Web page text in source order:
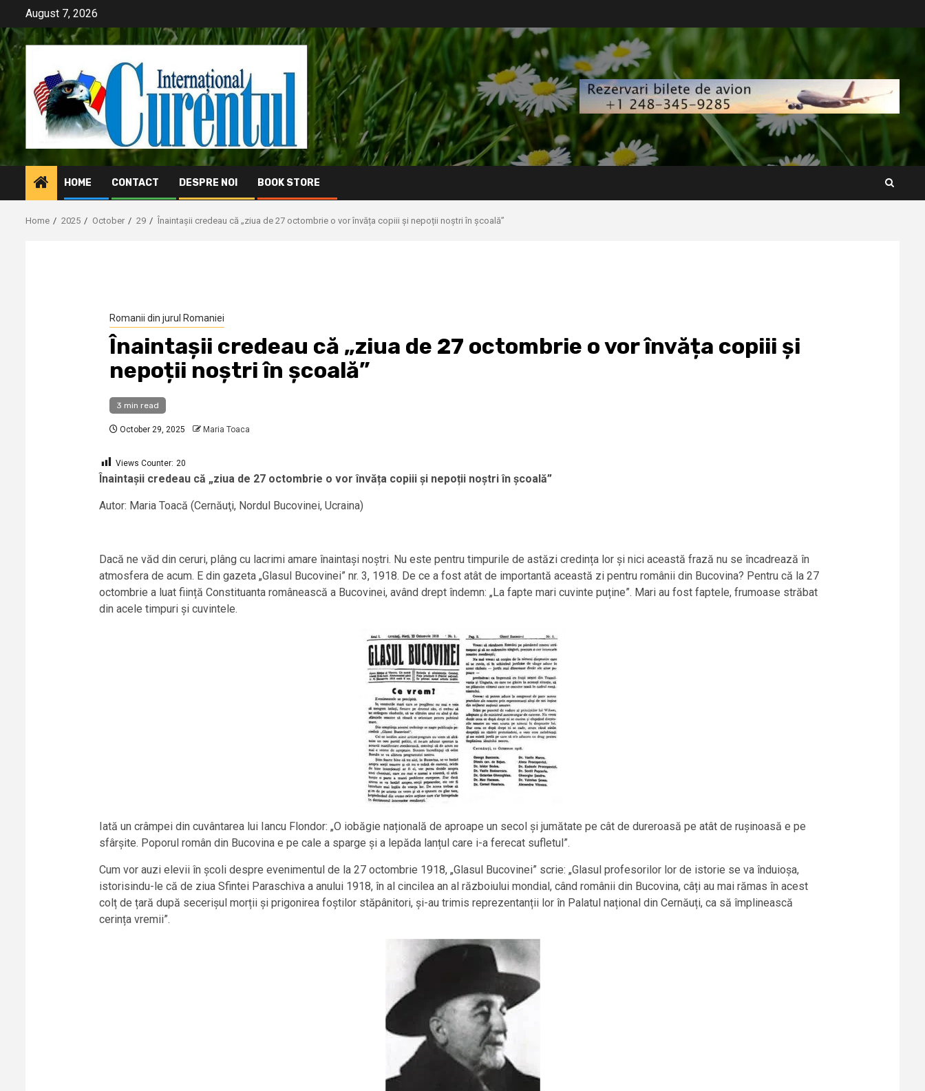
content
August 7, 2026
HOME CONTACT DESPRE NOI BOOK STORE
Home 2025 October 29 Înaintașii credeau că „ziua de 27 octombrie o vor învăța copiii și nepoții noștri în școală”
Romanii din jurul Romaniei
Înaintașii credeau că „ziua de 27 octombrie o vor învăța copiii și
nepoții noștri în școală”
3 min read
October 29, 2025 Maria Toaca
Views Counter: 20
Înaintașii credeau că „ziua de 27 octombrie o vor învăța copiii și nepoții noștri în școală”
Autor: Maria Toacă (Cernăuţi, Nordul Bucovinei, Ucraina)
Dacă ne văd din ceruri, plâng cu lacrimi amare înaintași noștri. Nu este pentru timpurile de astăzi credința lor și nici această frază nu se încadrează în
atmosfera de acum. E din gazeta „Glasul Bucovinei” nr. 3, 1918. De ce a fost atât de importantă această zi pentru românii din Bucovina? Pentru că la 27
octombrie a luat ființă Constituanta românească a Bucovinei, având drept îndemn: „La fapte mari cuvinte puține”. Mari au fost faptele, frumoase străbat
din acele timpuri și cuvintele.
Iată un crâmpei din cuvântarea lui Iancu Flondor: „O iobăgie națională de aproape un secol și jumătate pe cât de dureroasă pe atât de rușinoasă e pe
sfârșite. Poporul român din Bucovina e pe cale a sparge și a lepăda lanțul care i-a ferecat sufletul”.
Cum vor auzi elevii în școli despre evenimentul de la 27 octombrie 1918, „Glasul Bucovinei” scrie: „Glasul profesorilor lor de istorie se va înduioșa,
istorisindu-le că de ziua Sfintei Paraschiva a anului 1918, în al cincilea an al războiului mondial, când românii din Bucovina, câți au mai rămas în acest
colț de țară după secerișul morții și prigonirea foștilor stăpânitori, și-au trimis reprezentanții lor în Palatul național din Cernăuți, ca să împlinească
cerința vremii”.